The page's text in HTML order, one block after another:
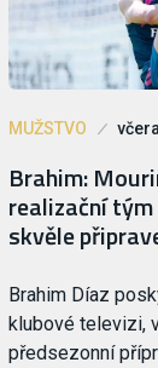
MUŽSTVO
Brahim:
realizační
skvěle
Brahim Díaz
klubové televizi,
předsezonní